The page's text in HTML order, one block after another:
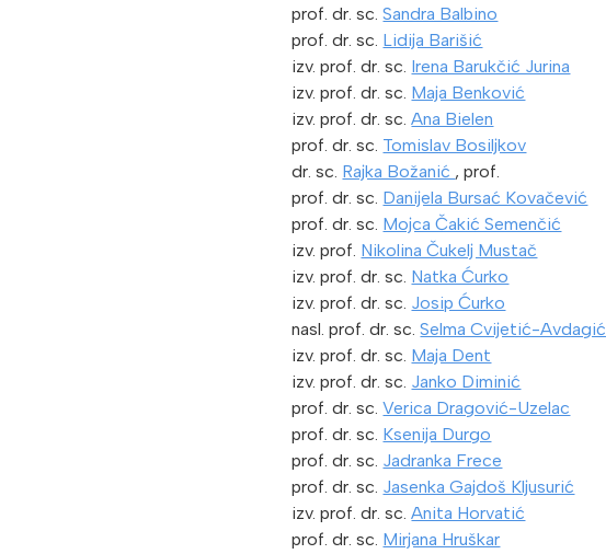
prof. dr. sc.Sandra Balbino
prof. dr. sc. Lidija Barišić
izv. prof. dr. sc. Irena Barukčić Jurina
izv. prof. dr. sc. Maja Benković
izv. prof. dr. sc.Ana Bielen
prof. dr. sc. Tomislav Bosiljkov
dr. sc. Rajka Božanić , prof.
prof. dr. sc. Danijela Bursać Kovačević
prof. dr. sc. Mojca Čakić Semenčić
izv. prof. Nikolina Čukelj Mustač
izv. prof. dr. sc. Natka Ćurko
izv. prof. dr. sc. Josip Ćurko
nasl. prof. dr. sc.Selma Cvijetić-Avdagić
izv. prof. dr. sc. Maja Dent
izv. prof. dr. sc. Janko Diminić
prof. dr. sc.Verica Dragović-Uzelac
prof. dr. sc. Ksenija Durgo
prof. dr. sc. Jadranka Frece
prof. dr. sc. Jasenka Gajdoš Kljusurić
izv. prof. dr. sc.Anita Horvatić
prof. dr. sc. Mirjana Hruškar